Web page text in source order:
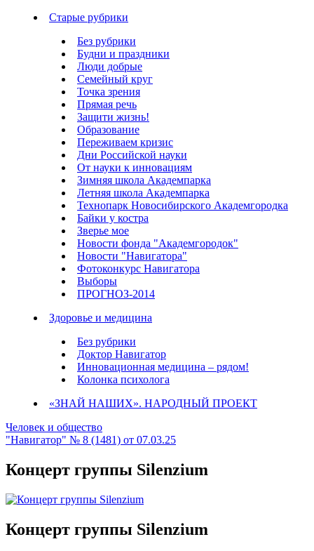
Старые рубрики
Без рубрики
Будни и праздники
Люди добрые
Семейный круг
Точка зрения
Прямая речь
Защити жизнь!
Образование
Переживаем кризис
Дни Российской науки
От науки к инновациям
Зимняя школа Академпарка
Летняя школа Академпарка
Технопарк Новосибирского Академгородка
Байки у костра
Зверье мое
Новости фонда "Академгородок"
Новости "Навигатора"
Фотоконкурс Навигатора
Выборы
ПРОГНОЗ-2014
Здоровье и медицина
Без рубрики
Доктор Навигатор
Инновационная медицина – рядом!
Колонка психолога
«ЗНАЙ НАШИХ». НАРОДНЫЙ ПРОЕКТ
Человек и общество
"Навигатор" № 8 (1481) от 07.03.25
Концерт группы Silenzium
Концерт группы Silenzium